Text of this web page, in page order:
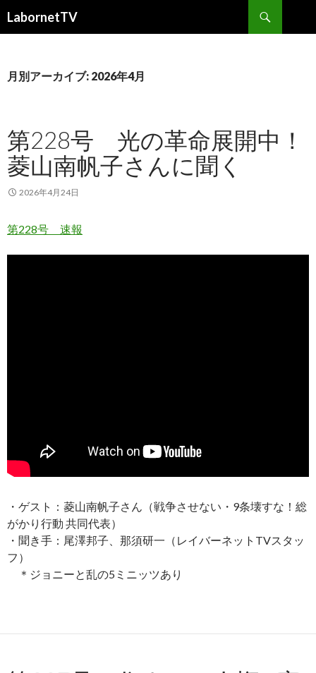
LabornetTV
索
ン
動
月別アーカイブ: 2026年4月
第228号 光の革命展開中！
菱山南帆子さんに聞く
2026年4月24日
第228号 速報
・ゲスト：菱山南帆子さん（戦争させない・9条壊すな！総
がかり行動 共同代表）
・聞き手：尾澤邦子、那須研一（レイバーネットTVスタッ
フ）
＊ジョニーと乱の5ミニッツあり